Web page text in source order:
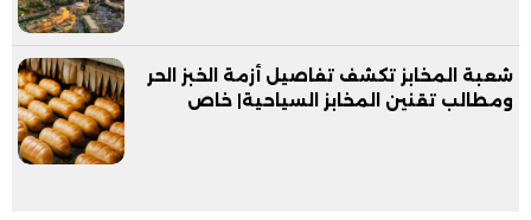
شعبة المخابز تكشف تفاصيل أزمة الخبز الحر
ومطالب تقنين المخابز السياحية| خاص